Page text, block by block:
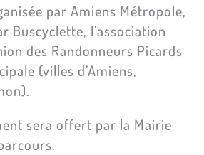
par Amiens Métropole,
Buscyclette, l’association
des Randonneurs Picards
(villes d’Amiens,
sera offert par la Mairie